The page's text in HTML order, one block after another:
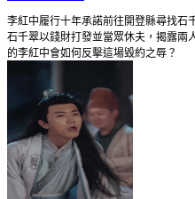
李紅中履行十年承諾前往開登縣尋找石
石千翠以錢財打發並當眾休夫，揭露兩
的李紅中會如何反擊這場毀約之辱？